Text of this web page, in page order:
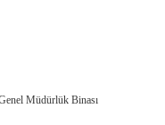
Müdürlük Binası